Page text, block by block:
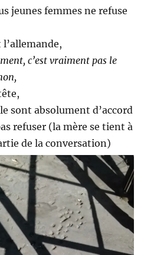
jeunes femmes ne refuse
c’est vraiment pas le
sont absolument d’accord
refuser (la mère se tient à
de la conversation)